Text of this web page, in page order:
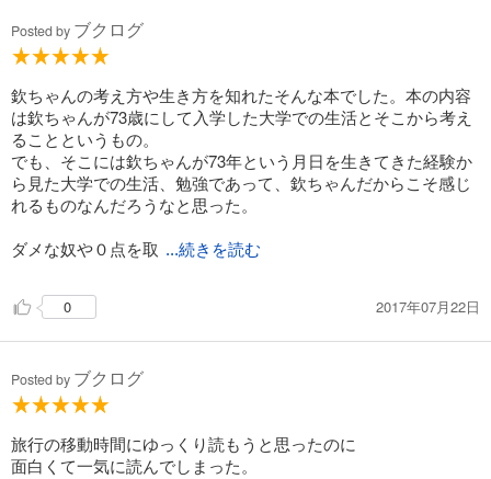
Posted by ブクログ
欽ちゃんの考え方や生き方を知れたそんな本でした。本の内容
は欽ちゃんが73歳にして入学した大学での生活とそこから考え
ることというもの。
でも、そこには欽ちゃんが73年という月日を生きてきた経験か
ら見た大学での生活、勉強であって、欽ちゃんだからこそ感じ
れるものなんだろうなと思った。
ダメな奴や０点を取 ...続きを読む
0 2017年07月22日
Posted by ブクログ
旅行の移動時間にゆっくり読もうと思ったのに
面白くて一気に読んでしまった。